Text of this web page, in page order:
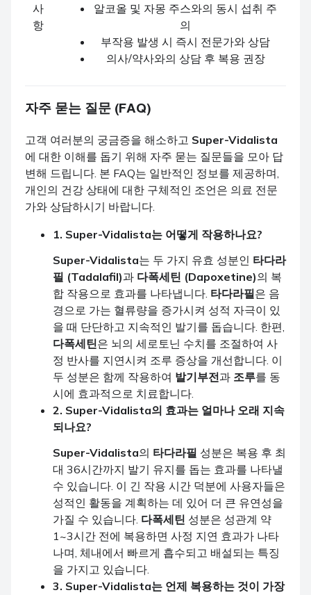
사
항
알코올 및 자몽 주스와의 동시 섭취 주
의
부작용 발생 시 즉시 전문가와 상담
의사/약사와의 상담 후 복용 권장
자주 묻는 질문 (FAQ)
고객 여러분의 궁금증을 해소하고 Super-Vidalista
에 대한 이해를 돕기 위해 자주 묻는 질문들을 모아 답
변해 드립니다. 본 FAQ는 일반적인 정보를 제공하며,
개인의 건강 상태에 대한 구체적인 조언은 의료 전문
가와 상담하시기 바랍니다.
1. Super-Vidalista는 어떻게 작용하나요?
Super-Vidalista는 두 가지 유효 성분인 타다라
필 (Tadalafil)과 다폭세틴 (Dapoxetine)의 복
합 작용으로 효과를 나타냅니다. 타다라필은 음
경으로 가는 혈류량을 증가시켜 성적 자극이 있
을 때 단단하고 지속적인 발기를 돕습니다. 한편,
다폭세틴은 뇌의 세로토닌 수치를 조절하여 사
정 반사를 지연시켜 조루 증상을 개선합니다. 이
두 성분은 함께 작용하여 발기부전과 조루를 동
시에 효과적으로 치료합니다.
2. Super-Vidalista의 효과는 얼마나 오래 지속
되나요?
Super-Vidalista의 타다라필 성분은 복용 후 최
대 36시간까지 발기 유지를 돕는 효과를 나타낼
수 있습니다. 이 긴 작용 시간 덕분에 사용자들은
성적인 활동을 계획하는 데 있어 더 큰 유연성을
가질 수 있습니다. 다폭세틴 성분은 성관계 약
1~3시간 전에 복용하면 사정 지연 효과가 나타
나며, 체내에서 빠르게 흡수되고 배설되는 특징
을 가지고 있습니다.
3. Super-Vidalista는 언제 복용하는 것이 가장